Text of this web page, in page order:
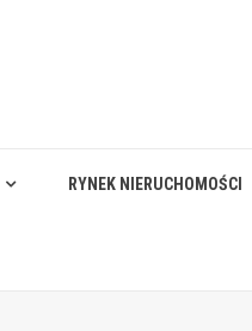
RYNEK NIERUCHOMOŚCI